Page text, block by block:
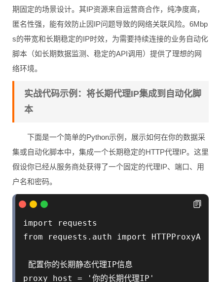
期固定的场景设计。其IP资源来自运营商合作，纯净度高，
匿名性强，能有效防止因IP问题导致的网络关联风险。6Mbp
s的带宽和长期稳定的IP时效，为需要持续连接的业务自动化
脚本（如长期数据监测、稳定的API调用）提供了理想的网
络环境。
实战代码示例：将长期代理IP集成到自动化脚
本
下面是一个简单的Python示例，展示如何在你的数据采
集或自动化脚本中，集成一个长期稳定的HTTP代理IP。这里
假设你已经从服务商处获得了一个固定的代理IP、端口、用
户名和密码。
import requests
from requests.auth import HTTPProxyAuth
配置你的长期静态代理IP信息
proxy_host = '你的长期代理IP'